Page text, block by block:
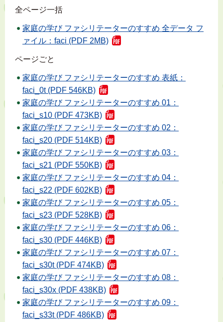
全ページ一括
家庭の学び ファシリテーターのすすめ 全データ フ
ァイル：faci (PDF 2MB)
ページごと
家庭の学び ファシリテーターのすすめ 表紙：
faci_0t (PDF 546KB)
家庭の学び ファシリテーターのすすめ 01：
faci_s10 (PDF 473KB)
家庭の学び ファシリテーターのすすめ 02：
faci_s20 (PDF 514KB)
家庭の学び ファシリテーターのすすめ 03：
faci_s21 (PDF 550KB)
家庭の学び ファシリテーターのすすめ 04：
faci_s22 (PDF 602KB)
家庭の学び ファシリテーターのすすめ 05：
faci_s23 (PDF 528KB)
家庭の学び ファシリテーターのすすめ 06：
faci_s30 (PDF 446KB)
家庭の学び ファシリテーターのすすめ 07：
faci_s30t (PDF 474KB)
家庭の学び ファシリテーターのすすめ 08：
faci_s30x (PDF 438KB)
家庭の学び ファシリテーターのすすめ 09：
faci_s33t (PDF 486KB)